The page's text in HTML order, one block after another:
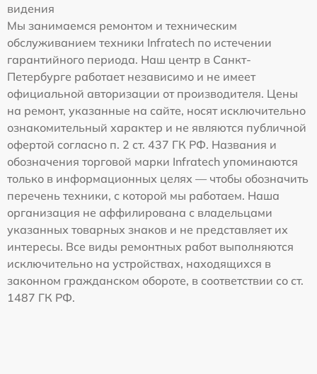
видения
Мы занимаемся ремонтом и техническим
обслуживанием техники Infratech по истечении
гарантийного периода. Наш центр в Санкт-
Петербурге работает независимо и не имеет
официальной авторизации от производителя. Цены
на ремонт, указанные на сайте, носят исключительно
ознакомительный характер и не являются публичной
офертой согласно п. 2 ст. 437 ГК РФ. Названия и
обозначения торговой марки Infratech упоминаются
только в информационных целях — чтобы обозначить
перечень техники, с которой мы работаем. Наша
организация не аффилирована с владельцами
указанных товарных знаков и не представляет их
интересы. Все виды ремонтных работ выполняются
исключительно на устройствах, находящихся в
законном гражданском обороте, в соответствии со ст.
1487 ГК РФ.